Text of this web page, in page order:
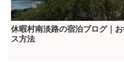
休暇村南淡路の宿泊ブログ｜
ス方法